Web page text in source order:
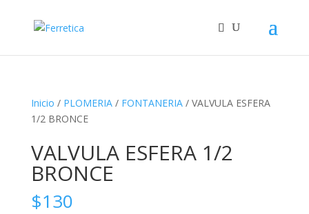
Inicio / PLOMERIA/ FONTANERIA/ VALVULA ESFERA
1/2 BRONCE
VALVULA ESFERA 1/2
BRONCE
$130